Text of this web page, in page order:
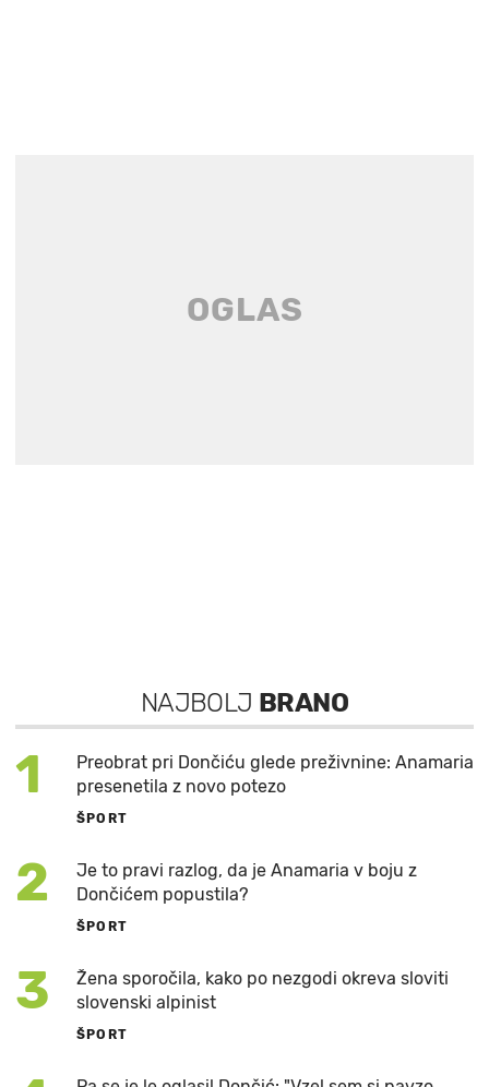
NAJBOLJ BRANO
1
Preobrat pri Dončiću glede preživnine: Anamaria
presenetila z novo potezo
ŠPORT
2
Je to pravi razlog, da je Anamaria v boju z
Dončićem popustila?
ŠPORT
3
Žena sporočila, kako po nezgodi okreva sloviti
slovenski alpinist
ŠPORT